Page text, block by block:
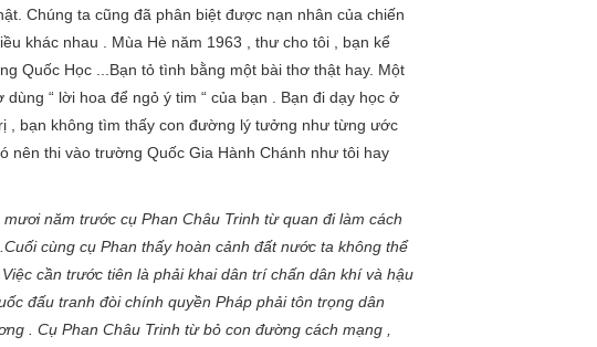
Chúng ta cũng đã phân biệt được nạn nhân của chiến
khác nhau . Mùa Hè năm 1963 , thư cho tôi , bạn kể
Quốc Học ...Bạn tỏ tình bằng một bài thơ thật hay. Một
“ lời hoa để ngỏ ý tim “ của bạn . Bạn đi dạy học ở
, bạn không tìm thấy con đường lý tưởng như từng ước
nên thi vào trường Quốc Gia Hành Chánh như tôi hay
năm trước cụ Phan Châu Trinh từ quan đi làm cách
cùng cụ Phan thấy hoàn cảnh đất nước ta không thể
cần trước tiên là phải khai dân trí chấn dân khí và hậu
đấu tranh đòi chính quyền Pháp phải tôn trọng dân
. Cụ Phan Châu Trinh từ bỏ con đường cách mạng ,